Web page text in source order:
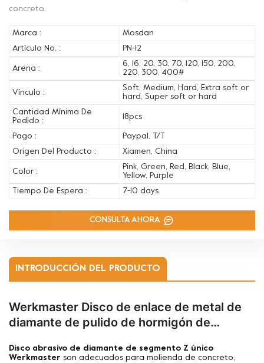
concreto.
Marca :
Mosdan
Artículo No. :
PN-12
Arena :
6, 16, 20, 30, 70, 120, 150, 200,
220, 300, 400#
Vínculo :
Soft, Medium, Hard, Extra soft or
hard, Super soft or hard
Cantidad Mínima De
Pedido :
18pcs
Pago :
Paypal, T/T
Origen Del Producto :
Xiamen, China
Color :
Pink, Green, Red, Black, Blue,
Yellow, Purple
Tiempo De Espera :
7-10 days
CONSULTA AHORA
INTRODUCCIÓN DEL PRODUCTO
Werkmaster Disco de enlace de metal de
diamante de pulido de hormigón de
Disco abrasivo de diamante de segmento Z único
Werkmaster son adecuados para molienda de concreto,